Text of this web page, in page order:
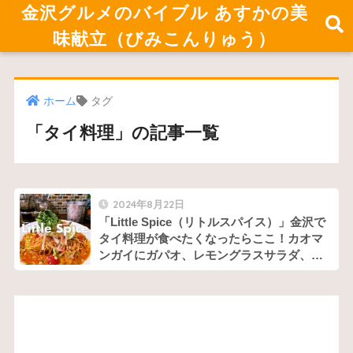
金沢グルメのバイブル あすかの美
味献立（びみこんりゅう）
ホーム タグ
「タイ料理」の記事一覧
2024年8月22日
「Little Spice（リトルスパイス）」金沢で
タイ料理が食べたくなったらここ！カオマ
ンガイにガパオ、レモングラスサラダ、汁
なしトムヤム麺。モバイルオーダー取り入